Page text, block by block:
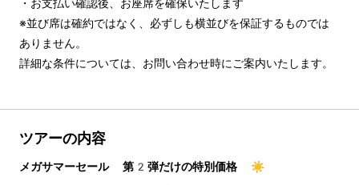
・お支払い確認後、お座席を確保いたします
※並び席は確約ではなく、必ずしも横並びを保証するものでは
ありません。
詳細な条件については、お問い合わせ時にご案内いたします。
ツアーの内容
メガサマーセール 第2弾だけの特別価格 ☀️